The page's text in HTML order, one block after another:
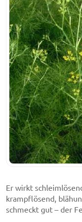
Er wirkt
krampflösend,
schmeckt gut – der